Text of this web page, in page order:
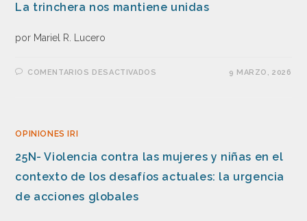
La trinchera nos mantiene unidas
por Mariel R. Lucero
COMENTARIOS DESACTIVADOS 9 MARZO, 2026
OPINIONES IRI
25N- Violencia contra las mujeres y niñas en el
contexto de los desafíos actuales: la urgencia
de acciones globales